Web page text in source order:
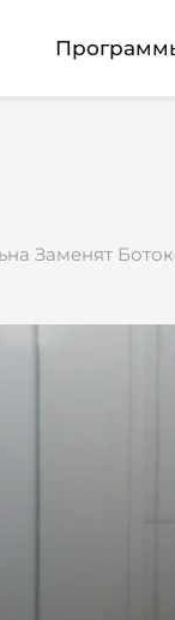
Заменят